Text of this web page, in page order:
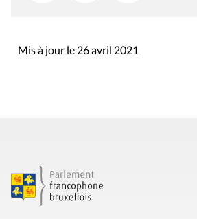
Mis à jour le 26 avril 2021